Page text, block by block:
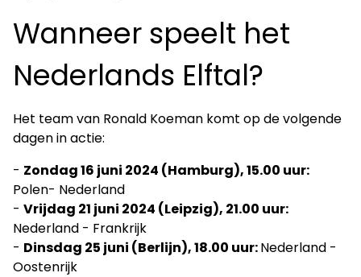
Wanneer speelt het
Nederlands Elftal?
Het team van Ronald Koeman komt op de volgende
dagen in actie:
- Zondag 16 juni 2024 (Hamburg), 15.00 uur:
Polen- Nederland
- Vrijdag 21 juni 2024 (Leipzig), 21.00 uur:
Nederland - Frankrijk
- Dinsdag 25 juni (Berlijn), 18.00 uur:Nederland -
Oostenrijk